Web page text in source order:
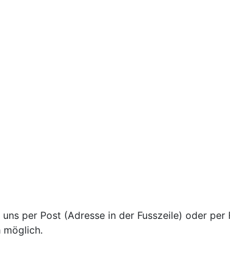
per Post (Adresse in der Fusszeile) oder
möglich.